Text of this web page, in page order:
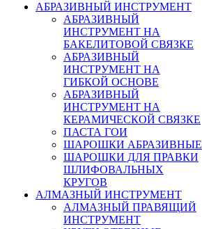
АБРАЗИВНЫЙ ИНСТРУМЕНТ
АБРАЗИВНЫЙ
ИНСТРУМЕНТ НА
БАКЕЛИТОВОЙ СВЯЗКЕ
АБРАЗИВНЫЙ
ИНСТРУМЕНТ НА
ГИБКОЙ ОСНОВЕ
АБРАЗИВНЫЙ
ИНСТРУМЕНТ НА
КЕРАМИЧЕСКОЙ СВЯЗКЕ
ПАСТА ГОИ
ШАРОШКИ АБРАЗИВНЫЕ
ШАРОШКИ ДЛЯ ПРАВКИ
ШЛИФОВАЛЬНЫХ
КРУГОВ
АЛМАЗНЫЙ ИНСТРУМЕНТ
АЛМАЗНЫЙ ПРАВЯЩИЙ
ИНСТРУМЕНТ